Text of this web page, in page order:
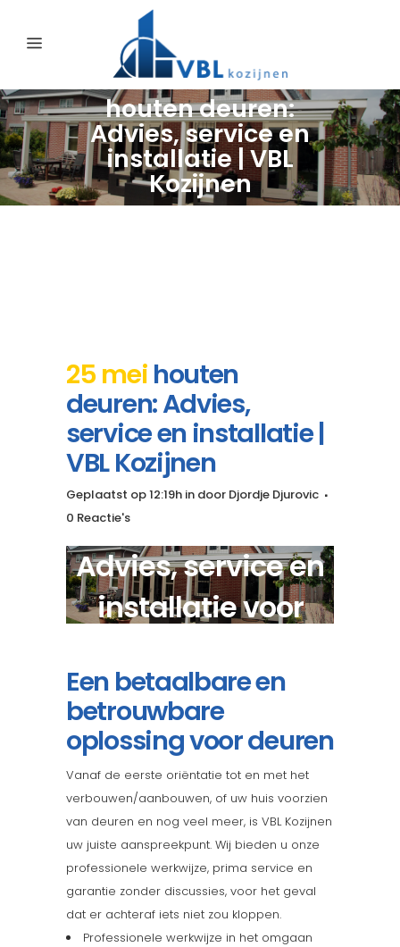
houten deuren:
Advies, service en
installatie | VBL
Kozijnen
25 mei houten
deuren: Advies,
service en installatie |
VBL Kozijnen
Geplaatst op 12:19h in door Djordje Djurovic
0 Reactie's
Advies, service en
installatie voor
Een betaalbare en
betrouwbare
oplossing voor deuren
Vanaf de eerste oriëntatie tot en met het
verbouwen/aanbouwen, of uw huis voorzien
van deuren en nog veel meer, is VBL Kozijnen
uw juiste aanspreekpunt. Wij bieden u onze
professionele werkwijze, prima service en
garantie zonder discussies, voor het geval
dat er achteraf iets niet zou kloppen.
Professionele werkwijze in het omgaan